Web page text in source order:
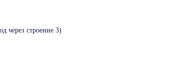
через строение 3)